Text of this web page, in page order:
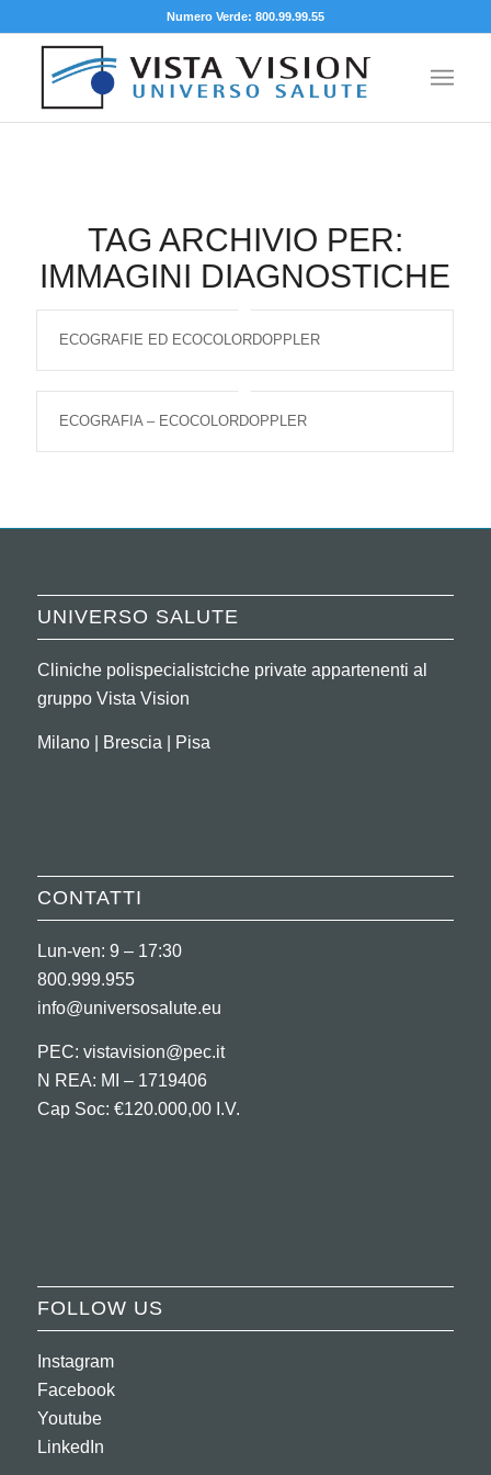
Numero Verde: 800.99.99.55
TAG ARCHIVIO PER:
IMMAGINI DIAGNOSTICHE
ECOGRAFIE ED ECOCOLORDOPPLER
ECOGRAFIA – ECOCOLORDOPPLER
UNIVERSO SALUTE
Cliniche polispecialistciche private appartenenti al
gruppo Vista Vision
Milano | Brescia | Pisa
CONTATTI
Lun-ven: 9 – 17:30
800.999.955
info@universosalute.eu
PEC: vistavision@pec.it
N REA: MI – 1719406
Cap Soc: €120.000,00 I.V.
FOLLOW US
Instagram
Facebook
Youtube
LinkedIn